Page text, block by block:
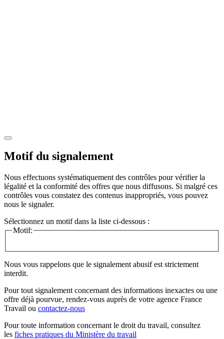
Motif du signalement
Nous effectuons systématiquement des contrôles pour vérifier la
légalité et la conformité des offres que nous diffusons. Si malgré ces
contrôles vous constatez des contenus inappropriés, vous pouvez
nous le signaler.
Sélectionnez un motif dans la liste ci-dessous :
Motif:
Nous vous rappelons que le signalement abusif est strictement
interdit.
Pour tout signalement concernant des informations inexactes ou une
offre déjà pourvue, rendez-vous auprès de votre agence France
Travail ou contactez-nous
Pour toute information concernant le droit du travail, consultez
les fiches pratiques du Ministère du travail